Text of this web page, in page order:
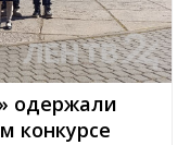
одержали
конкурсе